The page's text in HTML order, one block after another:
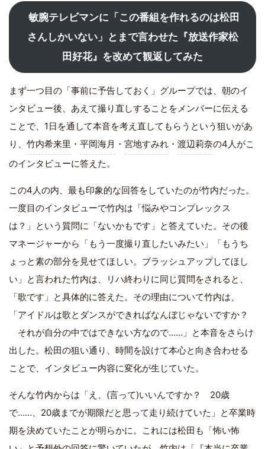
敏腕テレビマンに「この番組を作れるのは松田
さんしかいない」とまで言わせた『放送作家松
田好花』を改めて観返してみた
まず一つ目の「事前に予告しておく」グループでは、朝のイ
ンタビュー後、あえて撮り直しすることをメンバーに伝える
ことで、1日を通して本音を考え直してもらうという狙いがあ
り、 竹内希来里 ・ 平岡海月 ・ 宮地すみれ ・ 渡辺莉奈の4人がこ
のインタビューに答えた。
この4人の内、最も印象的な回答をしていたのが竹内だった。
一度目のインタビューで竹内は「悩みやコンプレックス
は？」という質問に「ないかもです」と答えていた。その後
マネージャーから「もう一度撮り直したいみたい」「もうち
ょっと素の部分を見せてほしい。ブラッシュアップしてほし
い」と言われた竹内は、リハ終わりに同じ質問をされると、
「歌です」と具体的に答えた。その理由について竹内は、
「アイドルは歌とダンスができればなんぼじゃないですか？
それが自分の中ではできない方なので……」と本音をさらけ
出した。松田の狙い通り、時間を設けて本心と向き合わせる
ことで、インタビュー内容に変化が生じていた。
そんな竹内からは「え、(言って)いいんですか？ 20歳
で……、20歳までが期限だと思って走り続けていた」と卒業時
期を決めていたことが明らかに。これには松田も「怖い怖